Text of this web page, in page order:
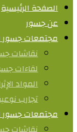
الصفحة الرئيسية
عن جسور
مجتمعات جسور
نقاشات
لقاءات
المواد
تجارب
مجتمعات جسور